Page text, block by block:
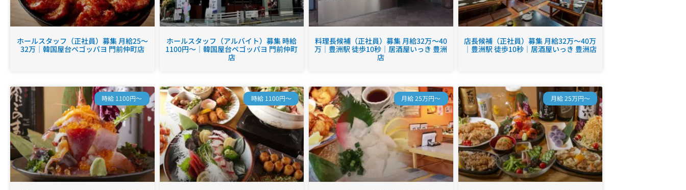
ホールスタッフ（正社員）募集 月給25～
32万｜韓国屋台ペゴッパヨ 門前仲町店
ホールスタッフ（アルバイト）募集 時給
1100円～｜韓国屋台ペゴッパヨ 門前仲町
店
料理長候補（正社員）募集 月給32万～40
万｜豊洲駅 徒歩10秒｜居酒屋いっき 豊洲
店
店長候補（正社員）募集 月給32万～40万
｜豊洲駅 徒歩10秒｜居酒屋いっき 豊洲店
時給 1100円～ 時給 1100円～ 月給 25万円～ 月給 25万円～